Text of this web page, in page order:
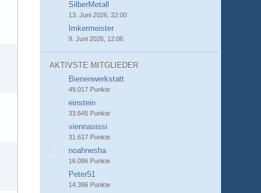
SilberMetall
13. Juni 2026, 22:00
Imkermeister
9. Juni 2026, 12:06
AKTIVSTE MITGLIEDER
Bienenwerkstatt
49.017 Punkte
einstein
33.645 Punkte
viennasissi
31.617 Punkte
noahnesha
16.096 Punkte
Peter51
14.396 Punkte